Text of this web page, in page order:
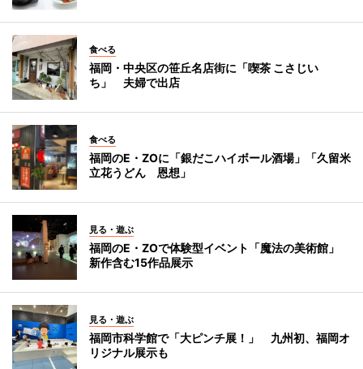
食べる
福岡・中央区の笹丘名店街に「喫茶 こさじい
ち」 夫婦で出店
食べる
福岡のE・ZOに「銀だこハイボール酒場」「久留米
立花うどん 恩想」
見る・遊ぶ
福岡のE・ZOで体験型イベント「魔法の美術館」
新作含む15作品展示
見る・遊ぶ
福岡市科学館で「大ピンチ展！」 九州初、福岡オ
リジナル展示も